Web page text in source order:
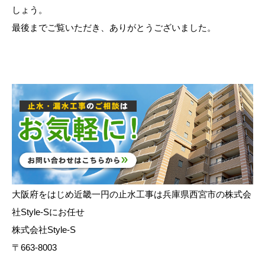
しょう。
最後までご覧いただき、ありがとうございました。
大阪府をはじめ近畿一円の止水工事は兵庫県西宮市の株式会
社Style-Sにお任せ
株式会社Style-S
〒663-8003